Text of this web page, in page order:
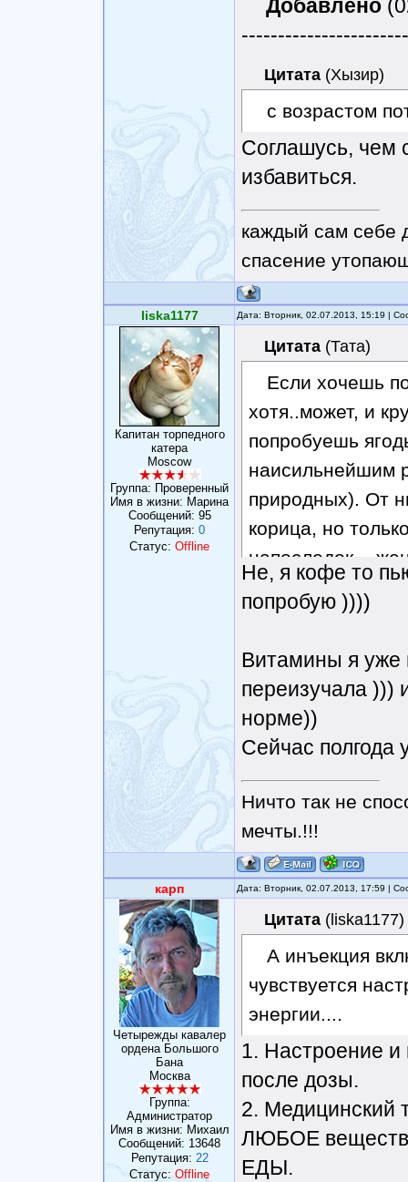
Добавлено
Цитата (Хызир)
с возрастом
Соглашусь, чем
избавиться.
каждый сам себе
спасение
liska1177 Дата: Вторник, 02.07.2013, 15:19 |
Капитан торпедного
катера
Moscow
Группа: Проверенный
Имя в жизни: Марина
Сообщений: 95
Репутация: 0
Статус: Offline
Цитата (Тата)
Если хочешь
хотя..может, и
попробуешь
наисильнейшим
природных). От
корица, но
напоследок, -
Не, я кофе то
попробую ))))
Витамины я уже
переизучала )))
норме))
Сейчас полгода
Ничто так не
мечты.!!!
карп Дата: Вторник, 02.07.2013, 17:59 |
Четырежды кавалер
ордена Большого
Бана
Москва
Группа:
Администратор
Имя в жизни: Михаил
Сообщений: 13648
Репутация: 22
Статус: Offline
Цитата ( liska1177)
А инъекция
чувствуется
энергии....
1. Настроение
после дозы.
2. Медицинский
ЛЮБОЕ
ЕДЫ.